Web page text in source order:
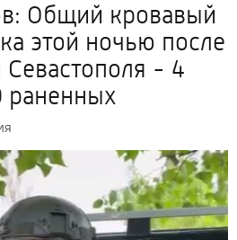
Общий кровавый
этой ночью после
- 4
раненных